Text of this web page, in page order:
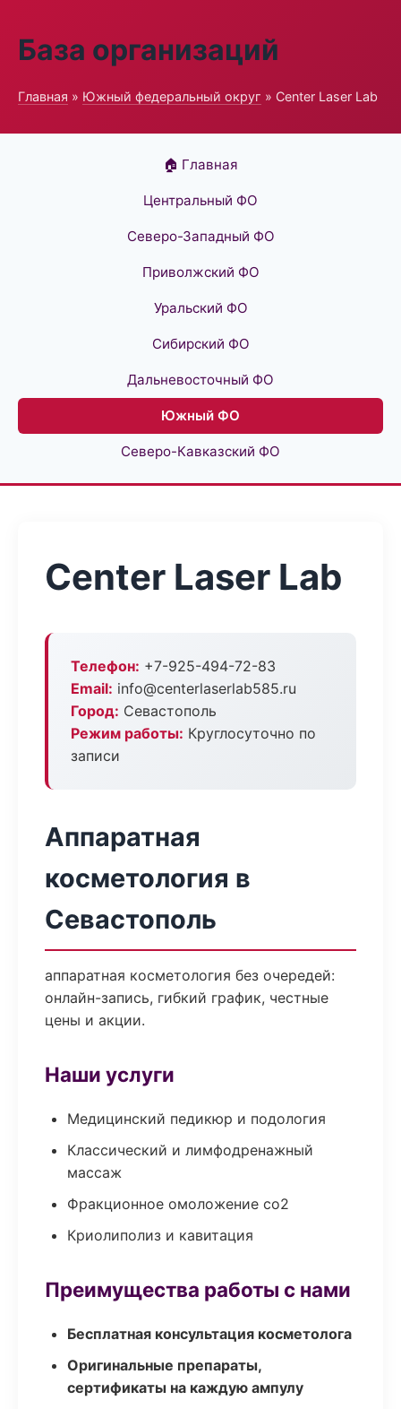
База организаций
Главная » Южный федеральный округ » Center Laser Lab
🏠 Главная
Центральный ФО
Северо-Западный ФО
Приволжский ФО
Уральский ФО
Сибирский ФО
Дальневосточный ФО
Южный ФО
Северо-Кавказский ФО
Center Laser Lab
Телефон: +7-925-494-72-83
Email: info@centerlaserlab585.ru
Город: Севастополь
Режим работы: Круглосуточно по
записи
Аппаратная
косметология в
Севастополь
аппаратная косметология без очередей:
онлайн-запись, гибкий график, честные
цены и акции.
Наши услуги
Медицинский педикюр и подология
Классический и лимфодренажный
массаж
Фракционное омоложение co2
Криолиполиз и кавитация
Преимущества работы с нами
Бесплатная консультация косметолога
Оригинальные препараты,
сертификаты на каждую ампулу